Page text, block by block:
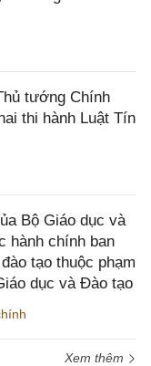
tướng Chính
thi hành Luật Tín
Bộ Giáo dục và
hành chính ban
tạo thuộc phạm
dục và Đào tạo
Xem thêm